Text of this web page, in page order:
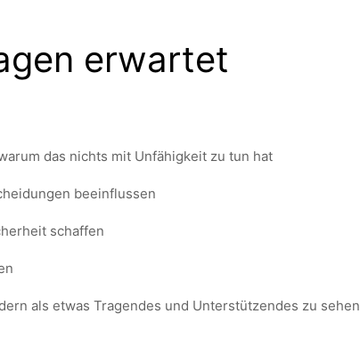
erwartet
das nichts mit Unfähigkeit zu tun hat
beeinflussen
schaffen
als etwas Tragendes und Unterstützendes zu sehen